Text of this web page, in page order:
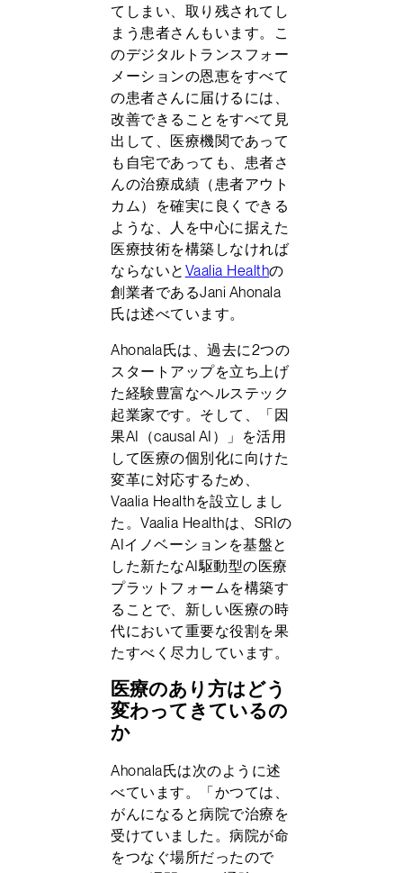
てしまい、取り残されてし
まう患者さんもいます。こ
のデジタルトランスフォー
メーションの恩恵をすべて
の患者さんに届けるには、
改善できることをすべて見
出して、医療機関であって
も自宅であっても、患者さ
んの治療成績（患者アウト
カム）を確実に良くできる
ような、人を中心に据えた
医療技術を構築しなければ
ならないと Vaalia Healthの
創業者であるJani Ahonala
氏は述べています。
Ahonala氏は、過去に2つの
スタートアップを立ち上げ
た経験豊富なヘルステック
起業家です。そして、「因
果AI（causal AI）」を活用
して医療の個別化に向けた
変革に対応するため、
Vaalia Healthを設立しまし
た。Vaalia Healthは、SRIの
AIイノベーションを基盤と
した新たなAI駆動型の医療
プラットフォームを構築す
ることで、新しい医療の時
代において重要な役割を果
たすべく尽力しています。
医療のあり方はどう
変わってきているの
か
Ahonala氏は次のように述
べています。「かつては、
がんになると病院で治療を
受けていました。病院が命
をつなぐ場所だったので